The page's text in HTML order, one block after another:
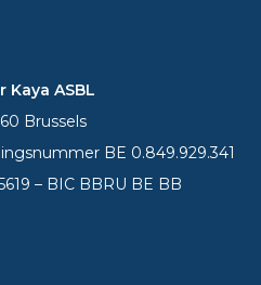
ASBL
Brussels
BE 0.849.929.341
– BIC BBRU BE BB